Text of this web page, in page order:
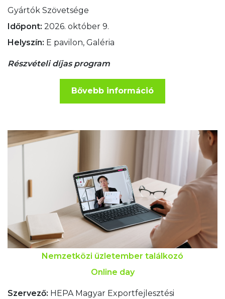
Gyártók Szövetsége
Időpont: 2026. október 9.
Helyszín: E pavilon, Galéria
Részvételi díjas program
Bővebb információ
Nemzetközi üzletember találkozó
Online day
Szervező: HEPA Magyar Exportfejlesztési